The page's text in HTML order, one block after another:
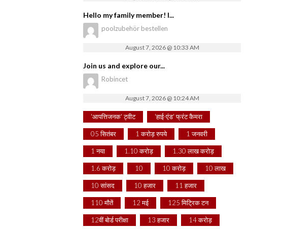
Hello my family member! I...
poolzubehör bestellen
August 7, 2026 @ 10:33 AM
Join us and explore our...
Robincet
August 7, 2026 @ 10:24 AM
'आपत्तिजनक' ट्वीट 'हाई-एंड' फ्रंट कैमरा
05 सितंबर 1 करोड़ रुपये 1 जनवरी
1 नया 1.10 करोड़ 1.30 लाख करोड़
1.6 करोड़ 10 10 करोड़ 10 लाख
10 सांसद 10 हजार 11 हजार
110 मौतें 12 मई 125 मिट्रिक टन
12वीं बोर्ड परीक्षा 13 हजार 14 करोड़